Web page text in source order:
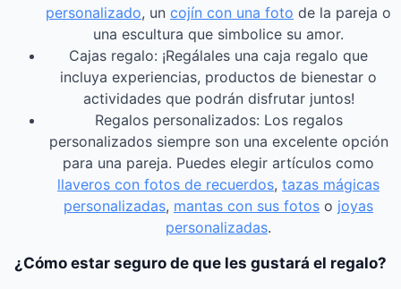
personalizado, un cojín con una foto de la pareja o
una escultura que simbolice su amor.
Cajas regalo: ¡Regálales una caja regalo que
incluya experiencias, productos de bienestar o
actividades que podrán disfrutar juntos!
Regalos personalizados: Los regalos
personalizados siempre son una excelente opción
para una pareja. Puedes elegir artículos como
llaveros con fotos de recuerdos, tazas mágicas
personalizadas, mantas con sus fotos o joyas
personalizadas.
¿Cómo estar seguro de que les gustará el regalo?